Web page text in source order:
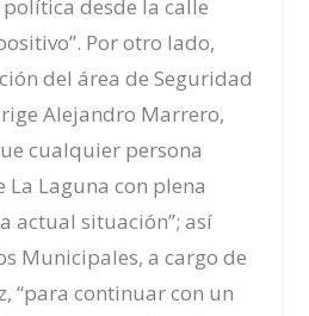
desde la calle
Por otro lado,
del área de Seguridad
Alejandro Marrero,
cualquier persona
Laguna con plena
actual situación”; así
Municipales, a cargo de
“para continuar con un